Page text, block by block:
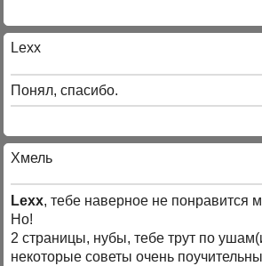
Lexx
Понял, спасибо.
Хмель
Lexx, тебе наверное не понравится
Но!
2 страницы, нубы, тебе трут по
некоторые советы очень